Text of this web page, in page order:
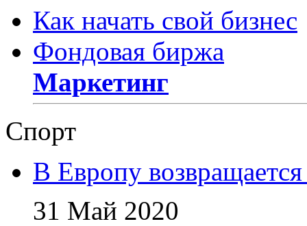
Как начать свой бизнес
Фондовая биржа
Маркетинг
Спорт
В Европу
31 Май 2020